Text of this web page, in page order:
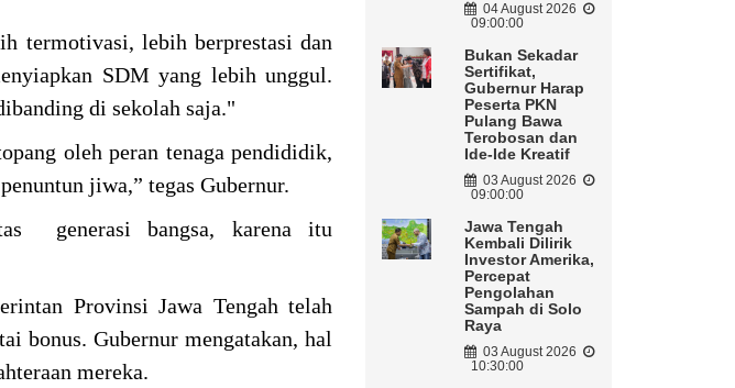
termotivasi, lebih berprestasi dan
SDM yang lebih unggul.
di sekolah saja."
oleh peran tenaga pendididik,
jiwa,” tegas Gubernur.
generasi bangsa, karena itu
Provinsi Jawa Tengah telah
bonus. Gubernur mengatakan, hal
mereka.
04 August 2026
09:00:00
Bukan Sekadar
Sertifikat,
Gubernur Harap
Peserta PKN
Pulang Bawa
Terobosan dan
Ide-Ide Kreatif
03 August 2026
09:00:00
Jawa Tengah
Kembali Dilirik
Investor Amerika,
Percepat
Pengolahan
Sampah di Solo
Raya
03 August 2026
10:30:00